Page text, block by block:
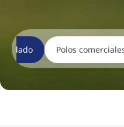
Polos